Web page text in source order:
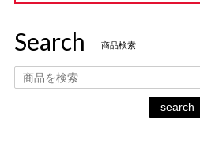
Search 商品検索
search